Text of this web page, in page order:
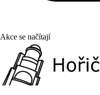
Akce se načítají